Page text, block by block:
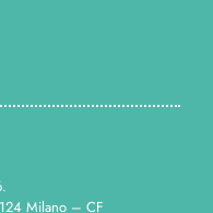
Milano – CF